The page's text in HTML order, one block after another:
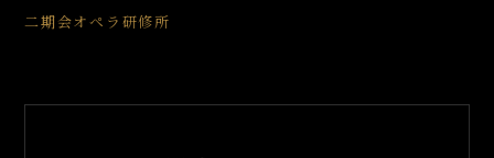
二期会オペラ研修所